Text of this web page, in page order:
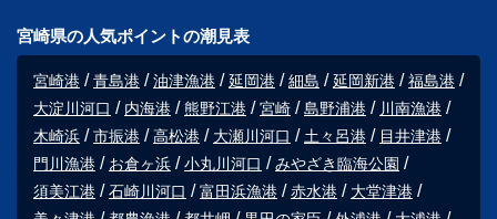
宮崎県の人気ポイントの潮見表
宮崎港 青島港 油津漁港 延岡港 細島 延岡新港
福島港
大淀川河口
内海港 熊野江港 宮崎 島野浦港
川南漁港
木崎浜
市振港 高松港 大瀬川河口 土々呂港
目井津港
門川漁港
お倉ヶ浜 小丸川河口
みやざき臨海公園
須美江港
石崎川河口 富田浜漁港 赤水港
大堂津港